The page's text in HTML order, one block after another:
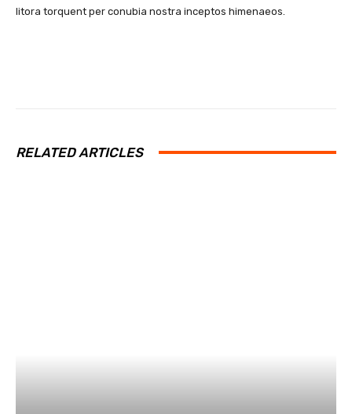
litora torquent per conubia nostra inceptos himenaeos.
RELATED ARTICLES